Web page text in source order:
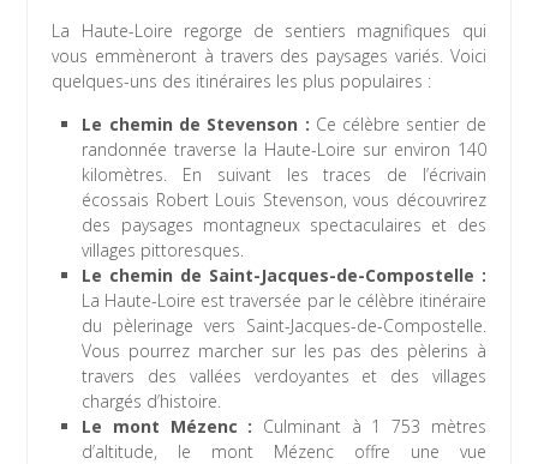
La Haute-Loire regorge de sentiers magnifiques qui
vous emmèneront à travers des paysages variés. Voici
quelques-uns des itinéraires les plus populaires :
Le chemin de Stevenson : Ce célèbre sentier de
randonnée traverse la Haute-Loire sur environ 140
kilomètres. En suivant les traces de l’écrivain
écossais Robert Louis Stevenson, vous découvrirez
des paysages montagneux spectaculaires et des
villages pittoresques.
Le chemin de Saint-Jacques-de-Compostelle :
La Haute-Loire est traversée par le célèbre itinéraire
du pèlerinage vers Saint-Jacques-de-Compostelle.
Vous pourrez marcher sur les pas des pèlerins à
travers des vallées verdoyantes et des villages
chargés d’histoire.
Le mont Mézenc : Culminant à 1 753 mètres
d’altitude, le mont Mézenc offre une vue